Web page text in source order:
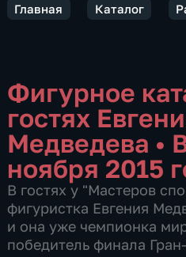
Главная Каталог
Фигурное
гостях
Медведева •
ноября 2015
В гостях у "Мастеров
фигуристка Евгения
и она уже чемпионка
победитель финала